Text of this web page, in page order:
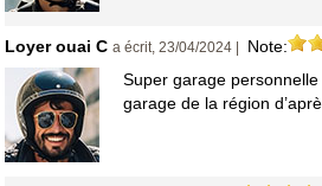
Loyer ouai C a écrit, 23/04/2024 |
Note:
Super garage
garage de la région